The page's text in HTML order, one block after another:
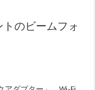
のビームフォ